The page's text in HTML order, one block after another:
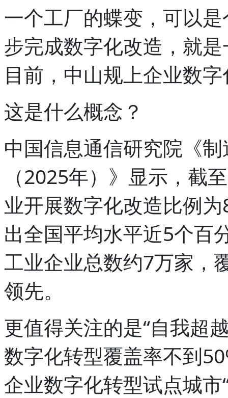
一个工厂的蝶变，可以
步完成数字化改造，就
目前，中山规上企业数
这是什么概念？
中国信息通信研究院《
（2025年）》显示，截
业开展数字化改造比例
出全国平均水平近5个百
工业企业总数约7万家，
领先。
更值得关注的是“自我
数字化转型覆盖率不到
企业数字化转型试点城